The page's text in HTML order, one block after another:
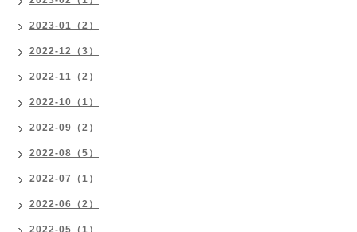
2023-01（2）
2022-12（3）
2022-11（2）
2022-10（1）
2022-09（2）
2022-08（5）
2022-07（1）
2022-06（2）
2022-05（1）